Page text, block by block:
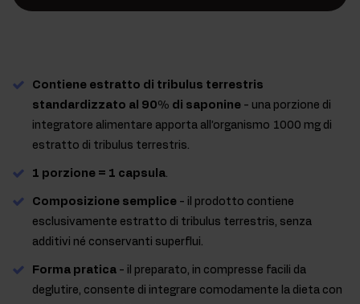
Contiene estratto di tribulus terrestris
standardizzato al 90% di saponine - una porzione di
integratore alimentare apporta all’organismo 1000 mg di
estratto di tribulus terrestris.
1 porzione = 1 capsula.
Composizione semplice - il prodotto contiene
esclusivamente estratto di tribulus terrestris, senza
additivi né conservanti superflui.
Forma pratica - il preparato, in compresse facili da
deglutire, consente di integrare comodamente la dieta con